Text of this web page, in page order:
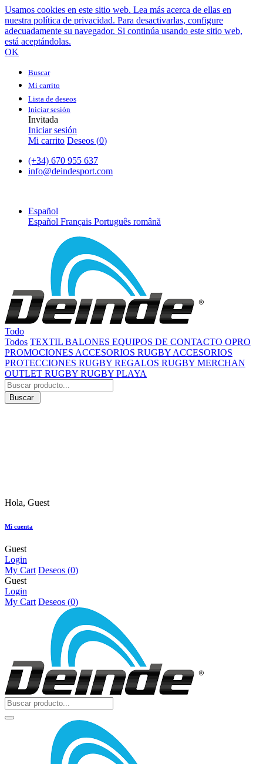
Usamos cookies en este sitio web. Lea más acerca de ellas en
nuestra política de privacidad. Para desactivarlas, configure
adecuadamente su navegador. Si continúa usando este sitio web,
está aceptándolas.
OK
Buscar
Mi carrito
Lista de deseos
Iniciar sesión
Invitada
Iniciar sesión
Mi carrito Deseos (0)
(+34) 670 955 637
info@deindesport.com
Español
Español Français Português română
Todo
Todos TEXTIL BALONES EQUIPOS DE CONTACTO OPRO
PROMOCIONES ACCESORIOS RUGBY ACCESORIOS
PROTECCIONES RUGBY REGALOS RUGBY MERCHAN
OUTLET RUGBY RUGBY PLAYA
Buscar
Hola, Guest
Mi cuenta
Guest
Login
My Cart Deseos (0)
Guest
Login
My Cart Deseos (0)